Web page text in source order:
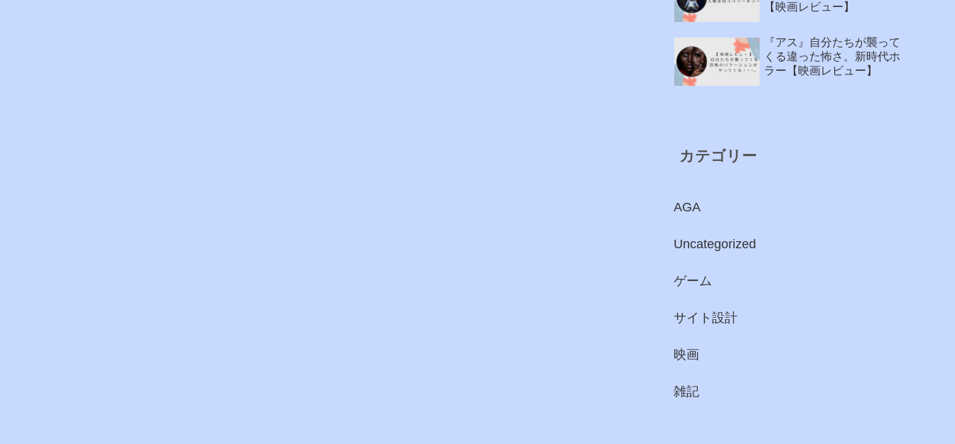
【映画レビュー】
『アス』自分たちが襲って
くる違った怖さ。新時代ホ
ラー【映画レビュー】
カテゴリー
AGA
Uncategorized
ゲーム
サイト設計
映画
雑記